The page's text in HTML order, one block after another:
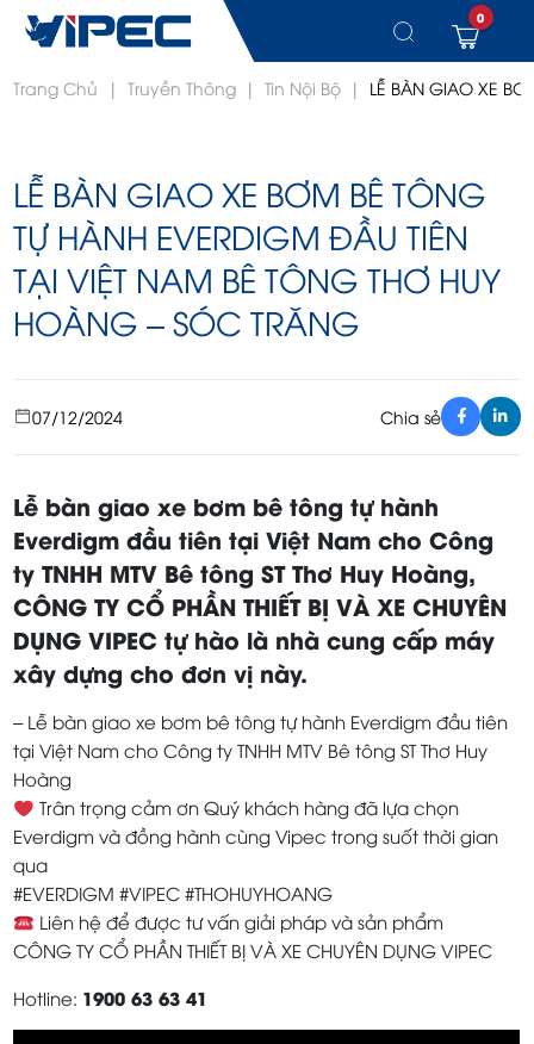
Chuyển
0
Trang Chủ | Truyền Thông | Tin Nội Bộ | LỄ BÀN GIAO XE
LỄ BÀN GIAO XE BƠM BÊ TÔNG
TỰ HÀNH EVERDIGM ĐẦU TIÊN
TẠI VIỆT NAM BÊ TÔNG THƠ HUY
HOÀNG – SÓC TRĂNG
07/12/2024 Chia sẻ
Lễ bàn giao xe bơm bê tông tự hành
Everdigm đầu tiên tại Việt Nam cho Công
ty TNHH MTV Bê tông ST Thơ Huy Hoàng,
CÔNG TY CỔ PHẦN THIẾT BỊ VÀ XE CHUYÊN
DỤNG VIPEC tự hào là nhà cung cấp máy
xây dựng cho đơn vị này.
– Lễ bàn giao xe bơm bê tông tự hành Everdigm đầu tiên
tại Việt Nam cho Công ty TNHH MTV Bê tông ST Thơ Huy
Hoàng
Trân trọng cảm ơn Quý khách hàng đã lựa chọn
Everdigm và đồng hành cùng Vipec trong suốt thời gian
qua
#EVERDIGM #VIPEC #THOHUYHOANG
Liên hệ để được tư vấn giải pháp và sản phẩm
CÔNG TY CỔ PHẦN THIẾT BỊ VÀ XE CHUYÊN DỤNG VIPEC
Hotline: 1900 63 63 41